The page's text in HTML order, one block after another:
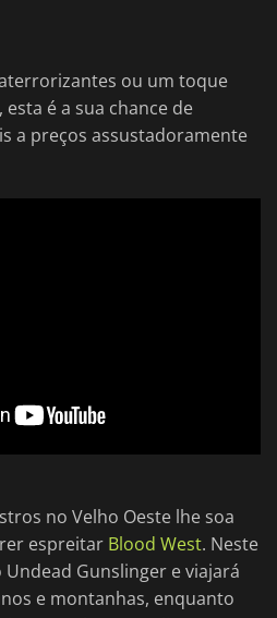
ou um toque
é a sua chance de
a preços assustadoramente
no Velho Oeste lhe soa
espreitar Blood West. Neste
Gunslinger e viajará
e montanhas, enquanto